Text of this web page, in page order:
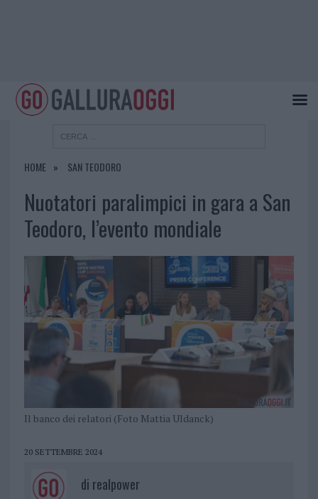
HOME SAN TEODORO
Nuotatori paralimpici in gara a San
Teodoro, l’evento mondiale
Il banco dei relatori (Foto Mattia Uldanck)
20 SETTEMBRE 2024
di realpower